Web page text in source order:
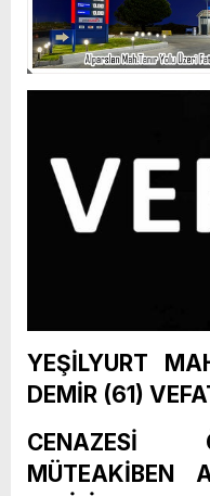
YEŞİLYURT
DEMİR (61)
CENAZESİ
MÜTEAKİBEN